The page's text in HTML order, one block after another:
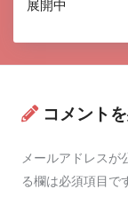
展開中
コメント
メールアドレスが
る欄は必須項目で